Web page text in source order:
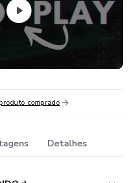
comprado
Detalhes